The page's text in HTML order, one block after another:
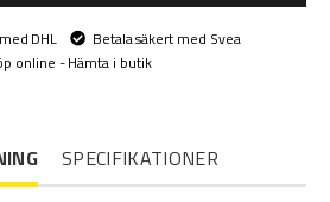
DHL
Betala säkert med Svea
online - Hämta i butik
SPECIFIKATIONER